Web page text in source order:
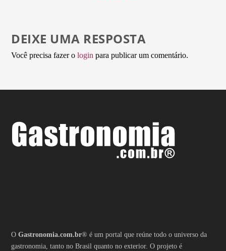
DEIXE UMA RESPOSTA
Você precisa fazer ologin para publicar um comentário.
OGastronomia.com.br® é um portal que reúne todo o universo da
gastronomia, tanto no Brasil quanto no exterior. O projeto é